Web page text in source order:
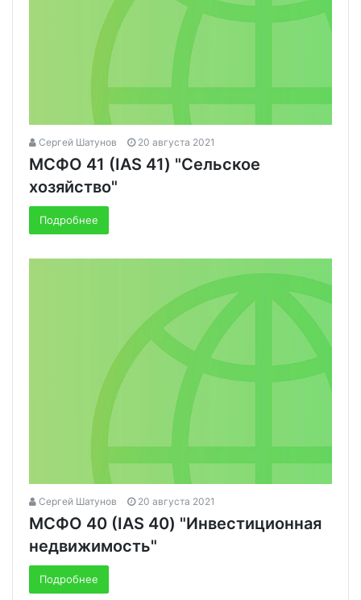
Сергей Шатунов 20 августа 2021
МСФО 41 (IAS 41) "Сельское
хозяйство"
Подробнее
Сергей Шатунов 20 августа 2021
МСФО 40 (IAS 40) "Инвестиционная
недвижимость"
Подробнее